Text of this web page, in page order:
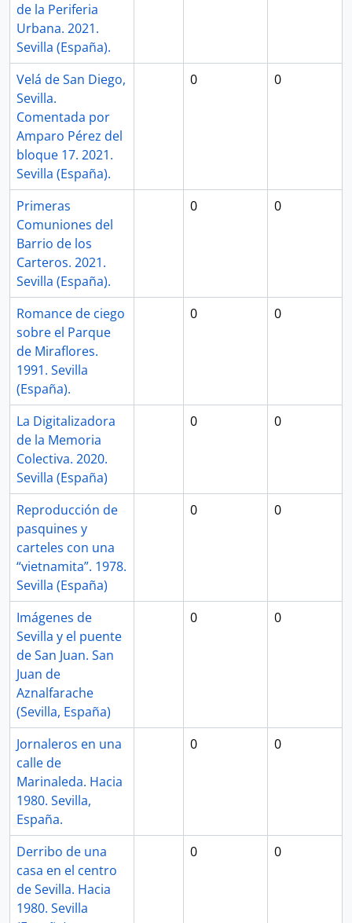
de la Periferia
Urbana. 2021.
Sevilla (España).
Velá de San Diego,
Sevilla.
Comentada por
Amparo Pérez del
bloque 17. 2021.
Sevilla (España).
0 0
Primeras
Comuniones del
Barrio de los
Carteros. 2021.
Sevilla (España).
0 0
Romance de ciego
sobre el Parque
de Miraflores.
1991. Sevilla
(España).
0 0
La Digitalizadora
de la Memoria
Colectiva. 2020.
Sevilla (España)
0 0
Reproducción de
pasquines y
carteles con una
“vietnamita”. 1978.
Sevilla (España)
0 0
Imágenes de
Sevilla y el puente
de San Juan. San
Juan de
Aznalfarache
(Sevilla, España)
0 0
Jornaleros en una
calle de
Marinaleda. Hacia
1980. Sevilla,
España.
0 0
Derribo de una
casa en el centro
de Sevilla. Hacia
1980. Sevilla
0 0